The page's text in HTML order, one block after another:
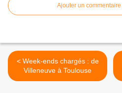
Ajouter un commentaire
< Week-ends chargés : de
Villeneuve à Toulouse